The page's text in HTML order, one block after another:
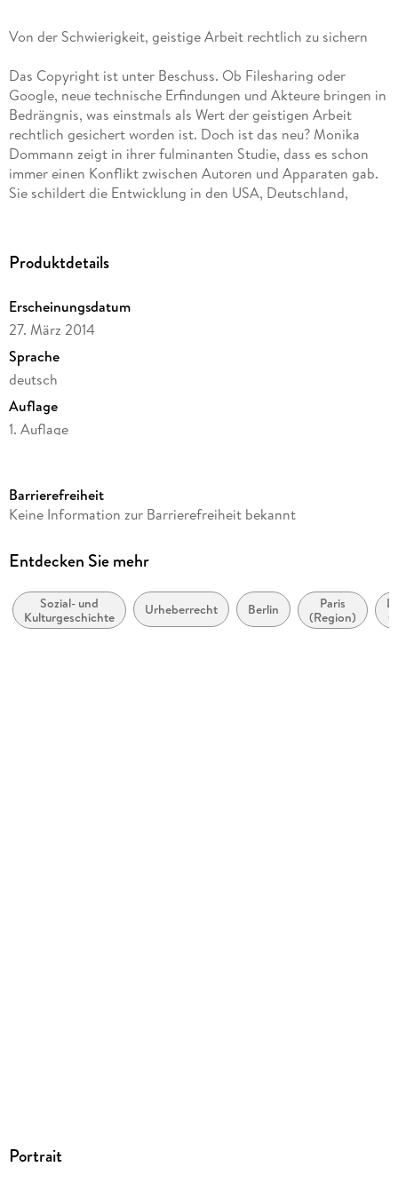
Von der Schwierigkeit, geistige Arbeit rechtlich zu sichern
Das Copyright ist unter Beschuss. Ob Filesharing oder
Google, neue technische Erfindungen und Akteure bringen in
Bedrängnis, was einstmals als Wert der geistigen Arbeit
rechtlich gesichert worden ist. Doch ist das neu? Monika
Dommann zeigt in ihrer fulminanten Studie, dass es schon
immer einen Konflikt zwischen Autoren und Apparaten gab.
Sie schildert die Entwicklung in den USA, Deutschland,
komplexe Gemengelage der Rechte und Interessen aller
Beteiligten von 1850 bis heute heraus. Ihr Buch zeigt, wie alt
geistigen Eigentums ist. Ein unverzichtbarer Blick in die
Geschichte, um die Gegenwart zu begreifen.
Produktdetails
Erscheinungsdatum
27. März 2014
Sprache
deutsch
Auflage
1. Auflage
Dateigröße
Autor/Autorin
Verlag/Hersteller
FISCHER E-Books
Barrierefreiheit
Keine Information zur Barrierefreiheit bekannt
Entdecken Sie mehr
Sozial- und
Kulturgeschichte
Urheberrecht Berlin
Paris
(Region)
Portrait